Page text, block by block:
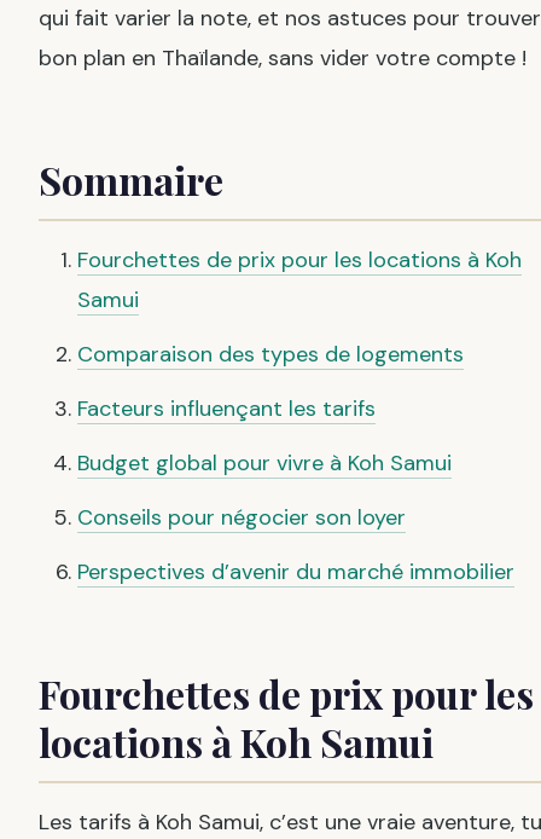
qui fait varier la note, et nos astuces pour
bon plan en Thaïlande, sans vider votre compte !
Sommaire
Fourchettes de prix pour les locations à Koh
Samui
Comparaison des types de logements
Facteurs influençant les tarifs
Budget global pour vivre à Koh Samui
Conseils pour négocier son loyer
Perspectives d’avenir du marché immobilier
Fourchettes de prix pour les
locations à Koh Samui
Les tarifs à Koh Samui, c’est une vraie aventure, tu